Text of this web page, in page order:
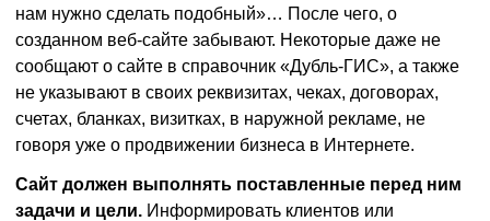
нам нужно сделать подобный»… После чего, о
созданном веб-сайте забывают. Некоторые даже не
сообщают о сайте в справочник «Дубль-ГИС», а также
не указывают в своих реквизитах, чеках, договорах,
счетах, бланках, визитках, в наружной рекламе, не
говоря уже о продвижении бизнеса в Интернете.
Сайт должен выполнять поставленные перед ним
задачи и цели. Информировать клиентов или